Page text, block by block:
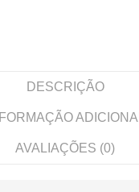
DESCRIÇÃO
ADICIONAL
AVALIAÇÕES (0)